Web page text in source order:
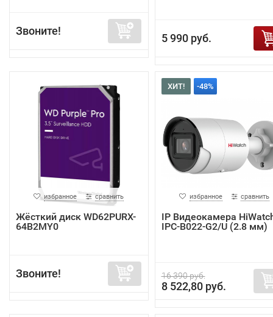
Звоните!
5 990 руб.
избранное сравнить
Жёсткий диск WD62PURX-
64B2MY0
Звоните!
ХИТ! -48%
избранное сравнить
IP Видеокамера
IPC-B022-G2/U (2.8 мм)
16 390 руб.
8 522,80 руб.